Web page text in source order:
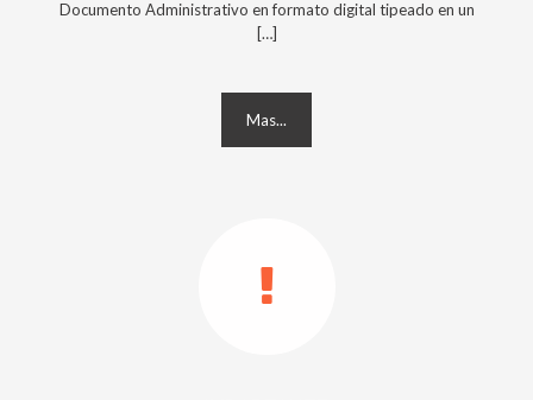
Documento Administrativo en formato digital tipeado en un
[…]
Mas...